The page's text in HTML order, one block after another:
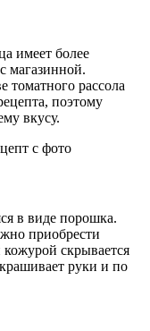
имеет более
магазинной.
томатного рассола
поэтому
вкусу.
в виде порошка.
приобрести
кожурой скрывается
руки и по